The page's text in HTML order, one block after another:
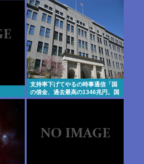
支持率下げてやるの時事通信「国
の借金、過去最高の1346兆円。国
民1人当たりの借金は約1095万円